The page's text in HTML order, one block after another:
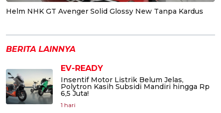
Helm NHK GT Avenger Solid Glossy New Tanpa Kardus
BERITA LAINNYA
EV-READY
Insentif Motor Listrik Belum Jelas,
Polytron Kasih Subsidi Mandiri hingga Rp
6,5 Juta!
1 hari